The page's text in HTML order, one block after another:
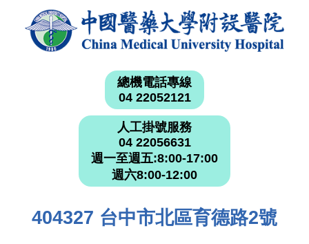
總機電話專線
04 22052121
人工掛號服務
04 22056631
週一至週五:8:00-17:00
週六8:00-12:00
404327 台中市北區育德路2號